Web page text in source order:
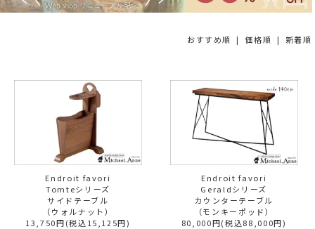
おすすめ順 |価格順 | 新着順
Endroit favori
Tomteシリーズ
サイドテーブル
（ウォルナット）
13,750円(税込15,125円)
Endroit favori
Geraldシリーズ
カウンターテーブル
（モンキーポッド）
80,000円(税込88,000円)